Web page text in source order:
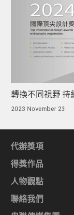
轉換不同視野 持
來報名！
2023 November 23
代辦獎項
得獎作品
人物觀點
聯絡我們